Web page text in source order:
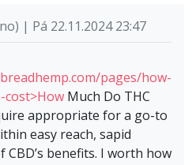
| Pá 22.11.2024 23:47
pages/how-
cost>How Much Do THC
appropriate for a go-to
easy reach, sapid
benefits. I worth how